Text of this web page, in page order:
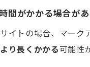
間がかかる場合が
イトの場合、マーク
り長くかかる可能性